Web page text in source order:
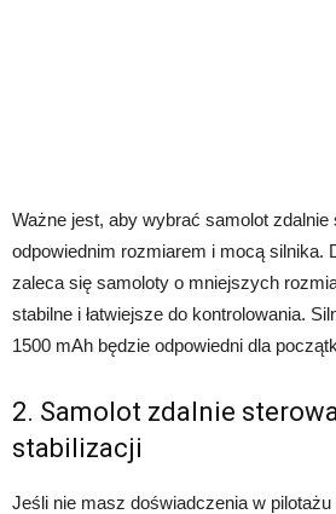
Ważne jest, aby wybrać samolot zdalnie
odpowiednim rozmiarem i mocą silnika.
zaleca się samoloty o mniejszych
stabilne i łatwiejsze do kontrolowania.
1500 mAh będzie odpowiedni dla
2. Samolot zdalnie
stabilizacji
Jeśli nie masz doświadczenia w